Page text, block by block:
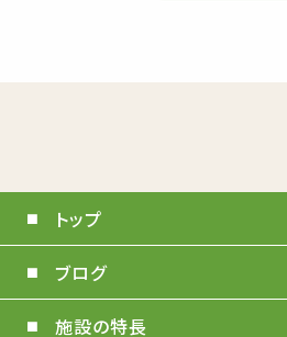
トップ
ブログ
施設の特長